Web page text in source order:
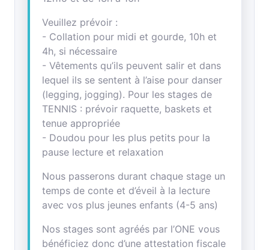
Veuillez prévoir :
- Collation pour midi et gourde, 10h et
4h, si nécessaire
- Vêtements qu’ils peuvent salir et dans
lequel ils se sentent à l’aise pour danser
(legging, jogging). Pour les stages de
TENNIS : prévoir raquette, baskets et
tenue appropriée
- Doudou pour les plus petits pour la
pause lecture et relaxation
Nous passerons durant chaque stage un
temps de conte et d’éveil à la lecture
avec vos plus jeunes enfants (4-5 ans)
Nos stages sont agréés par l’ONE vous
bénéficiez donc d’une attestation fiscale